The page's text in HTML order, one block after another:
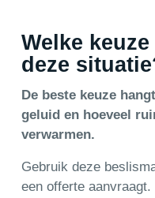
Welke
deze
De beste keuze
geluid en hoeveel
verwarmen.
Gebruik deze
een offerte